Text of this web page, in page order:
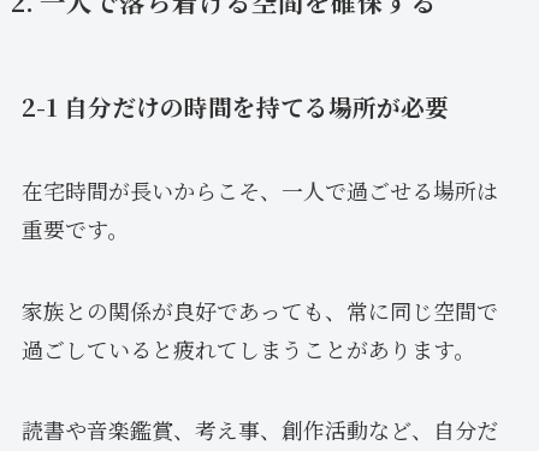
2-1 自分だけの時間を持てる場所が必要
在宅時間が長いからこそ、一人で過ごせる場所は
重要です。
家族との関係が良好であっても、常に同じ空間で
過ごしていると疲れてしまうことがあります。
読書や音楽鑑賞、考え事、創作活動など、自分だ